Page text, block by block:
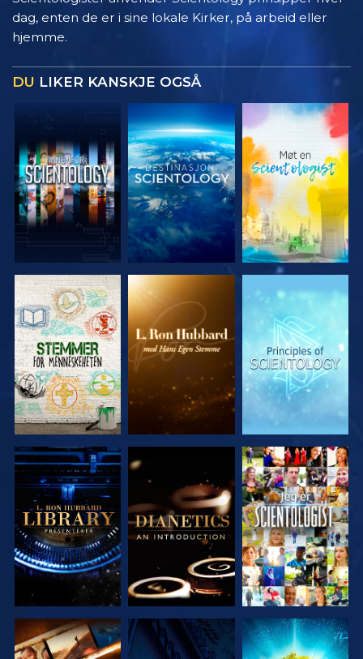
dag, enten de er i sine lokale Kirker, på arbeid eller
hjemme.
DU LIKER KANSKJE OGSÅ
UTFORSK
SERIEN
UTFORSK
SERIEN
UTFORSK
SERIEN
UTFORSK
SERIEN
UTFORSK
SERIEN
SE